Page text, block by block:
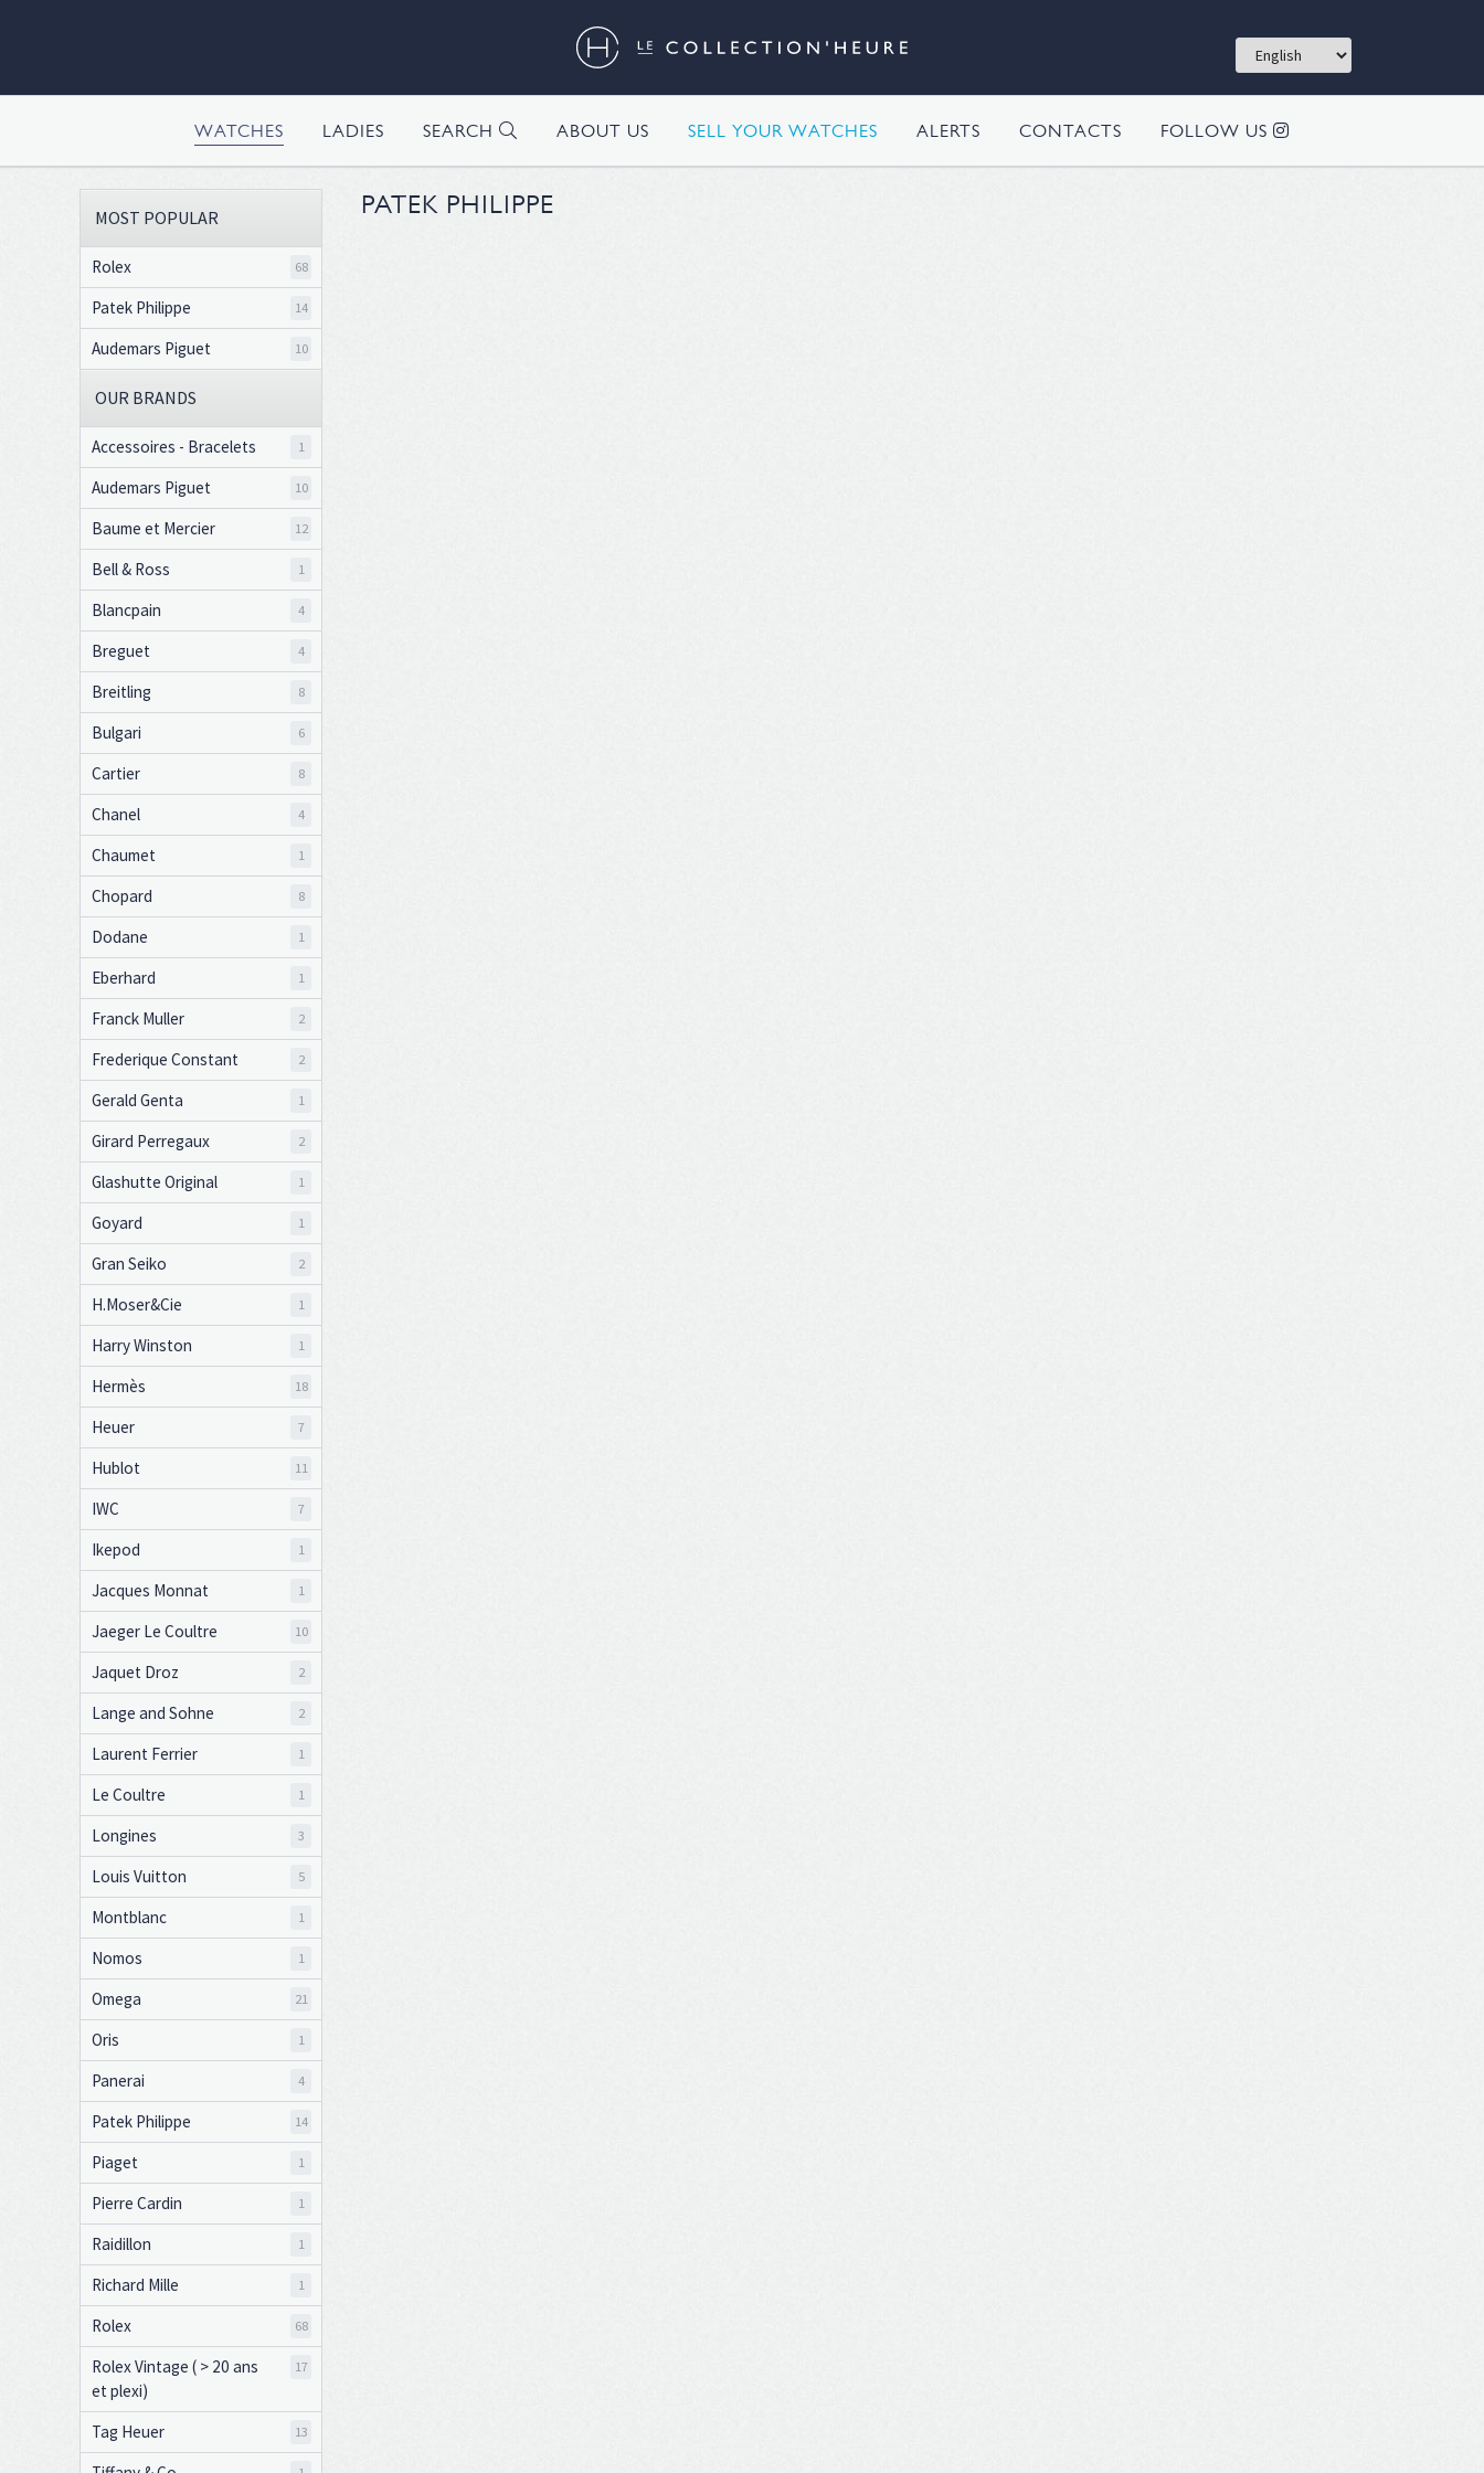
WATCHES LADIES SEARCH ABOUT US SELL YOUR WATCHES ALERTS CONTACTS FOLLOW US
MOST POPULAR
Rolex 68
Patek Philippe 14
Audemars Piguet 10
OUR BRANDS
Accessoires - Bracelets 1
Audemars Piguet 10
Baume et Mercier 12
Bell & Ross 1
Blancpain 4
Breguet 4
Breitling 8
Bulgari 6
Cartier 8
Chanel 4
Chaumet 1
Chopard 8
Dodane 1
Eberhard 1
Franck Muller 2
Frederique Constant 2
Gerald Genta 1
Girard Perregaux 2
Glashutte Original 1
Goyard 1
Gran Seiko 2
H.Moser&Cie 1
Harry Winston 1
Hermès 18
Heuer 7
Hublot 11
IWC 7
Ikepod 1
Jacques Monnat 1
Jaeger Le Coultre 10
Jaquet Droz 2
Lange and Sohne 2
Laurent Ferrier 1
Le Coultre 1
Longines 3
Louis Vuitton 5
Montblanc 1
Nomos 1
Omega 21
Oris 1
Panerai 4
Patek Philippe 14
Piaget 1
Pierre Cardin 1
Raidillon 1
Richard Mille 1
Rolex 68
Rolex Vintage ( > 20 ans
et plexi)
17
Tag Heuer 13
PATEK PHILIPPE